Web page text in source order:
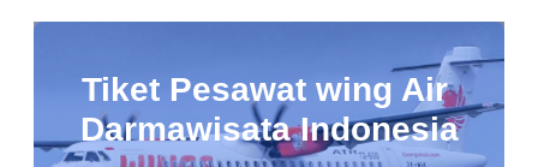
Tiket Pesawat wing Air
Darmawisata Indonesia